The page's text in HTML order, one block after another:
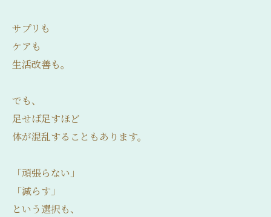
サプリも
ケアも
生活改善も。
でも、
足せば足すほど
体が混乱することもあります。
「頑張らない」
「減らす」
という選択も、